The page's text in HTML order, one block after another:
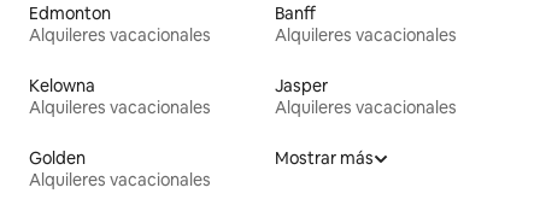
Edmonton
Alquileres vacacionales
Banff
Alquileres vacacionales
Kelowna
Alquileres vacacionales
Jasper
Alquileres vacacionales
Golden
Alquileres vacacionales
Mostrar más